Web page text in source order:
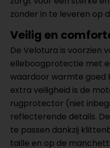
zonder in te leveren op
Veilig en
De Velotura is voorzien
elleboogprotectie met
waardoor warmte goed
extra veiligheid is de
rugprotector (niet
reflecterende details.
te passen dankzij
taille en op de